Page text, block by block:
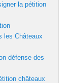
la pétition
les Châteaux
défense des
châteaux